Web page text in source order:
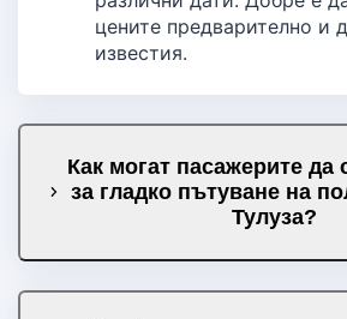
цените предварително и
известия.
Как могат пасажерите да
за гладко пътуване на
Тулуза?